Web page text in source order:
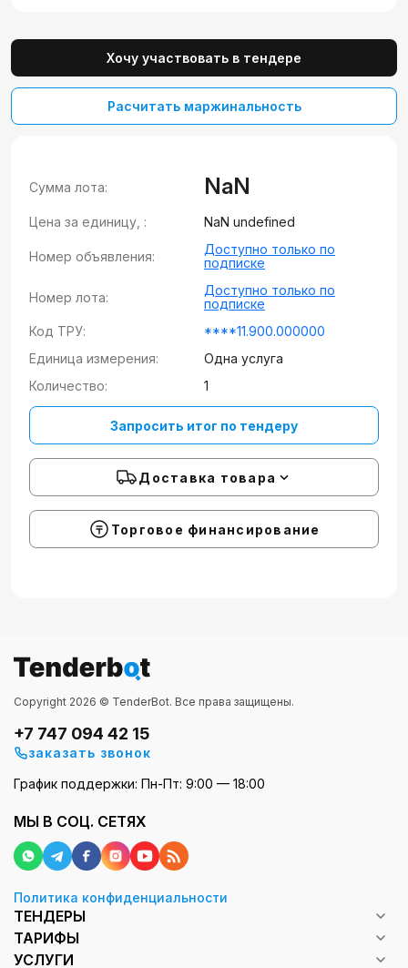
Хочу участвовать в тендере
Расчитать маржинальность
Сумма лота: NaN
Цена за единицу, : NaN undefined
Номер объявления:
Доступно только по
подписке
Номер лота:
Доступно только по
подписке
Код ТРУ:
****11.900.000000
Единица измерения:
Одна услуга
Количество:
1
Запросить итог по тендеру
Доставка товара
Торговое финансирование
Copyright 2026 © TenderBot. Все права защищены.
+7 747 094 42 15
заказать звонок
График поддержки: Пн-Пт: 9:00 — 18:00
МЫ В СОЦ. СЕТЯХ
Политика конфиденциальности
ТЕНДЕРЫ
ТАРИФЫ
УСЛУГИ